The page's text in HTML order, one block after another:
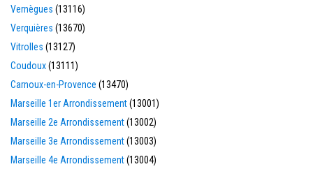
Vernègues (13116)
Verquières (13670)
Vitrolles (13127)
Coudoux(13111)
Carnoux-en-Provence (13470)
Marseille 1er Arrondissement(13001)
Marseille 2e Arrondissement(13002)
Marseille 3e Arrondissement(13003)
Marseille 4e Arrondissement(13004)